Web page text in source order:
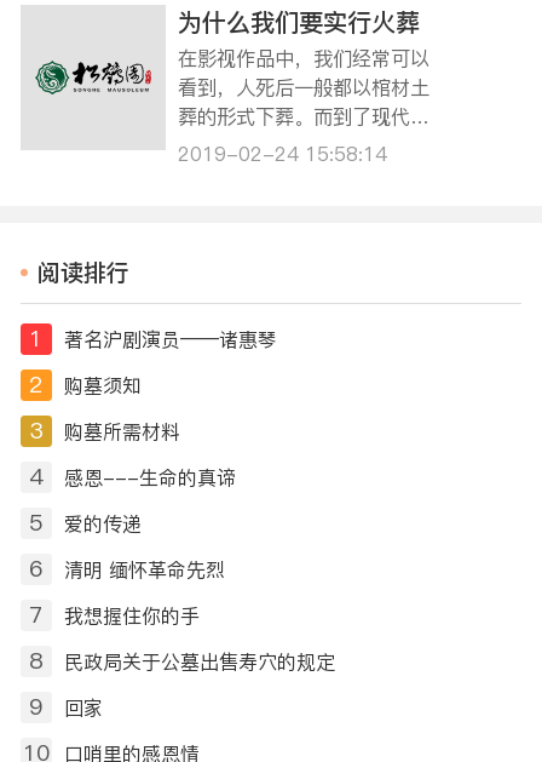
晴朗。不过，花有不同的花
语，祭扫时具体该送什么花
呢？不同关系的故人可是有不
同讲究的，下面就给大家带来
几种花卉的介绍。 …
为什么我们要实行火葬
在影视作品中，我们经常可以
看到，人死后一般都以棺材土
葬的形式下葬。而到了现代，
多以火葬形式处理故人。多年
2019-02-24 15:58:14
阅读排行
1 著名沪剧演员——诸惠琴
2 购墓须知
3 购墓所需材料
4 感恩---生命的真谛
5 爱的传递
6 清明 缅怀革命先烈
7 我想握住你的手
8 民政局关于公墓出售寿穴的规定
9 回家
10 口哨里的感恩情